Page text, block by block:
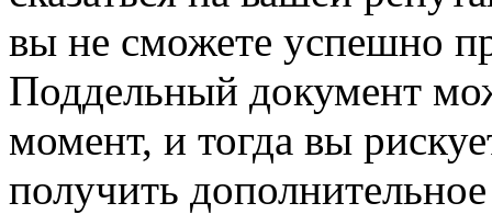
вы не сможете успешно
Поддельный документ
момент, и тогда вы
получить